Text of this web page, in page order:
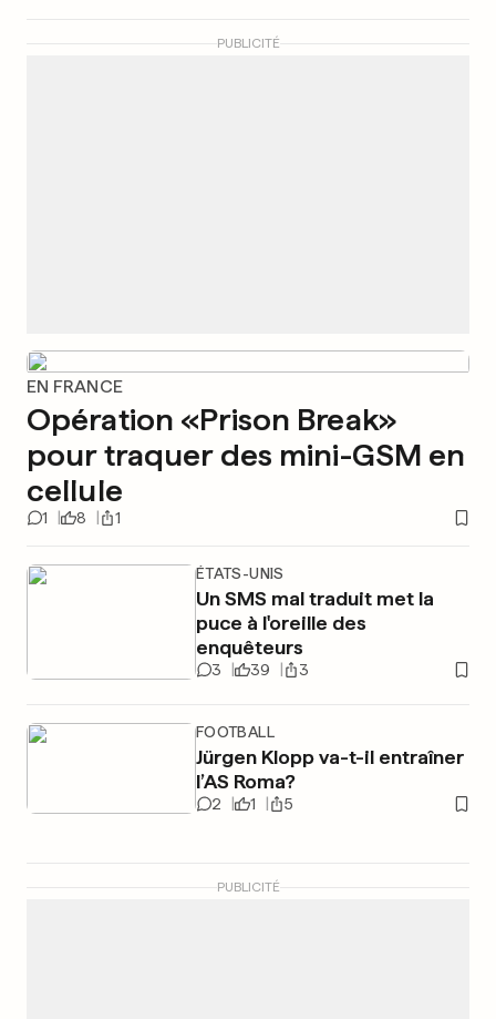
PUBLICITÉ
EN FRANCE
Opération «Prison Break»
pour traquer des mini-GSM en
cellule
1 8 1
ÉTATS-UNIS
Un SMS mal traduit met la
puce à l'oreille des
enquêteurs
3 39 3
FOOTBALL
Jürgen Klopp va-t-il entraîner
l’AS Roma?
2 1 5
PUBLICITÉ